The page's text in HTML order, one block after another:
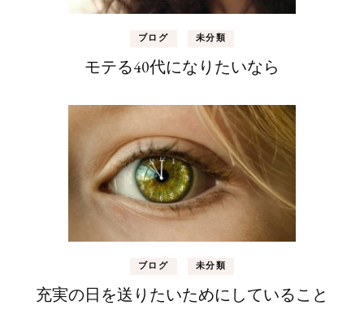
ブログ 未分類
モテる40代になりたいなら
ブログ 未分類
充実の日を送りたいためにしていること